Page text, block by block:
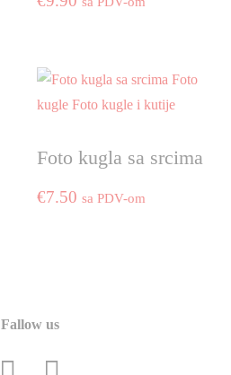
Foto kugla sa srcima
€7.50 sa PDV-om
Fallow us